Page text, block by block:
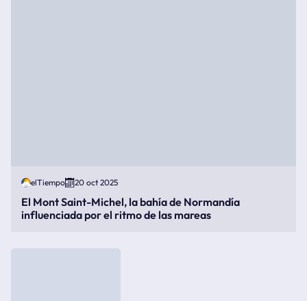
elTiempo 20 oct 2025
El Mont Saint-Michel, la bahía de Normandía
influenciada por el ritmo de las mareas